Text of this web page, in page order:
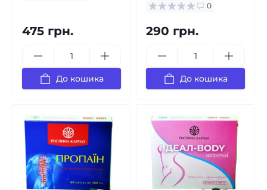
475 грн.
До кошика
0
290 грн.
До кошика